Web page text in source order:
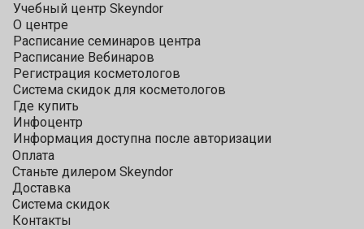
Учебный центр Skeyndor
О центре
Расписание семинаров центра
Расписание Вебинаров
Регистрация косметологов
Система скидок для косметологов
Где купить
Инфоцентр
Информация доступна после авторизации
Оплата
Станьте дилером Skeyndor
Доставка
Система скидок
Контакты